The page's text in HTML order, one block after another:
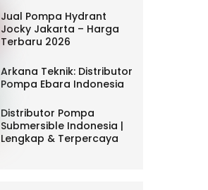
Jual Pompa Hydrant
Jocky Jakarta – Harga
Terbaru 2026
Arkana Teknik: Distributor
Pompa Ebara Indonesia
Distributor Pompa
Submersible Indonesia |
Lengkap & Terpercaya